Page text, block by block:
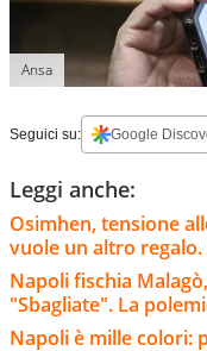
Ansa
Seguici su: Google
Leggi anche:
Osimhen, tensione
vuole un altro
Napoli fischia
"Sbagliate". La
Napoli è mille colori: